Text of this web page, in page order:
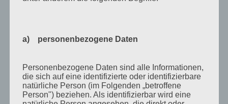
April 2011
Februar 2011
Januar 2011
a) personenbezogene Daten
Personenbezogene Daten sind alle Informationen,
die sich auf eine identifizierte oder identifizierbare
natürliche Person (im Folgenden „betroffene
Person") beziehen. Als identifizierbar wird eine